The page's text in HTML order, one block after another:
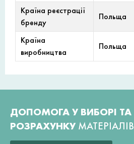
Країна реєстрації
бренду
Польща
Країна
виробництва
Польща
ДОПОМОГА У ВИБОРІ ТА
РОЗРАХУНКУ МАТЕРІАЛІВ